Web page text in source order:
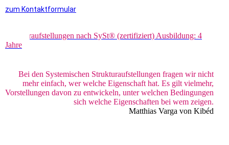
zum Kontaktformular
Strukturaufstellungen nach SySt® (zertifiziert) Ausbildung: 4
Jahre
Bei den Systemischen Strukturaufstellungen fragen wir nicht
mehr einfach, wer welche Eigenschaft hat. Es gilt vielmehr,
Vorstellungen davon zu entwickeln, unter welchen Bedingungen
sich welche Eigenschaften bei wem zeigen.
Matthias Varga von Kibéd